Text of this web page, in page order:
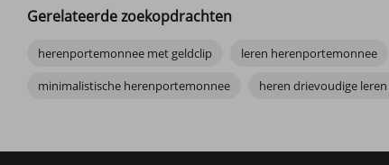
Gerelateerde zoekopdrachten
herenportemonnee met geldclip leren herenportemonnee
minimalistische herenportemonnee
heren drievoudige